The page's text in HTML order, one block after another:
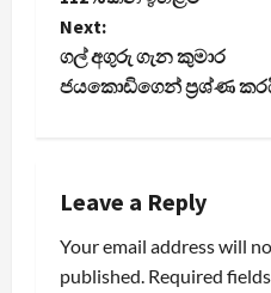
s
t
v
i
Next:
ගල් අගුරු ගැන කුමාර
ජයකොඩිගෙන් ප‍්‍රශ්ණ
Leave a Reply
Your email address will
published. Required